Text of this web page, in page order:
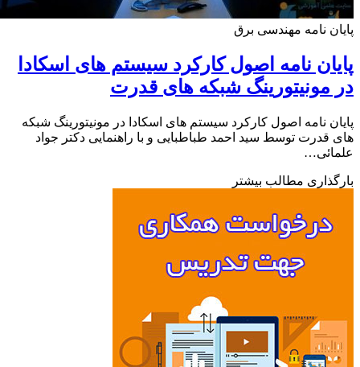
نامه مهندسی برق
نامه اصول کارکرد سیستم های اسکادا
مونیتورینگ شبکه های قدرت
نامه اصول کارکرد سیستم های اسکادا در مونیتورینگ شبکه
قدرت توسط سید احمد طباطبایی و با راهنمایی دکتر جواد
مطالب بیشتر